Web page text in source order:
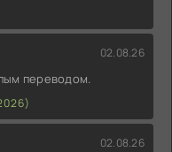
02.08.26
переводом.
02.08.26